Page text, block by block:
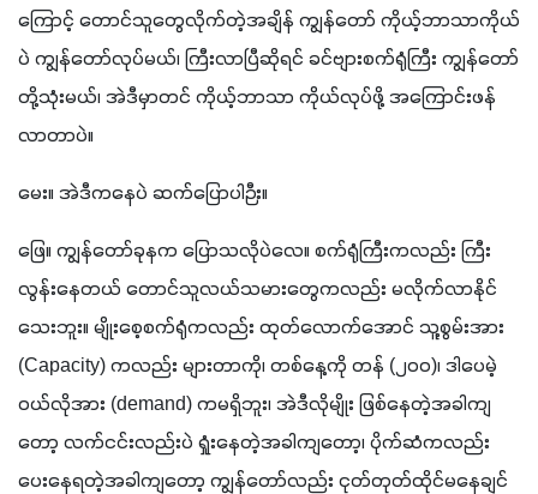
ကြောင့် တောင်သူတွေလိုက်တဲ့အချိန် ကျွန်တော် ကိုယ့်ဘာသာကိုယ်
ပဲ ကျွန်တော်လုပ်မယ်၊ ကြီးလာပြီဆိုရင် ခင်ဗျားစက်ရုံကြီး ကျွန်တော်
တို့သုံးမယ်၊ အဲဒီမှာတင် ကိုယ့်ဘာသာ ကိုယ်လုပ်ဖို့ အကြောင်းဖန်
လာတာပဲ။
မေး။ အဲဒီကနေပဲ ဆက်ပြောပါဉီး။
ဖြေ။ ကျွန်တော်ခုနက ပြောသလိုပဲလေ။ စက်ရုံကြီးကလည်း ကြီး
လွန်းနေတယ် တောင်သူလယ်သမားတွေကလည်း မလိုက်လာနိုင်
သေးဘူး။ မျိုးစေ့စက်ရုံကလည်း ထုတ်လောက်အောင် သူ့စွမ်းအား
(Capacity) ကလည်း များတာကို၊ တစ်နေ့ကို တန် (၂၀၀)၊ ဒါပေမဲ့
ဝယ်လိုအား (demand) ကမရှိဘူး၊ အဲဒီလိုမျိုး ဖြစ်နေတဲ့အခါကျ
တော့ လက်ငင်းလည်းပဲ ရှုံးနေတဲ့အခါကျတော့၊ ပိုက်ဆံကလည်း
ပေးနေရတဲ့အခါကျတော့ ကျွန်တော်လည်း ငုတ်တုတ်ထိုင်မနေချင်